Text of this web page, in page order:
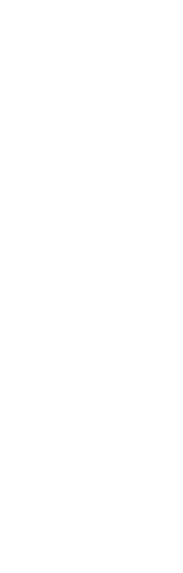
inget
på något nytt, eller